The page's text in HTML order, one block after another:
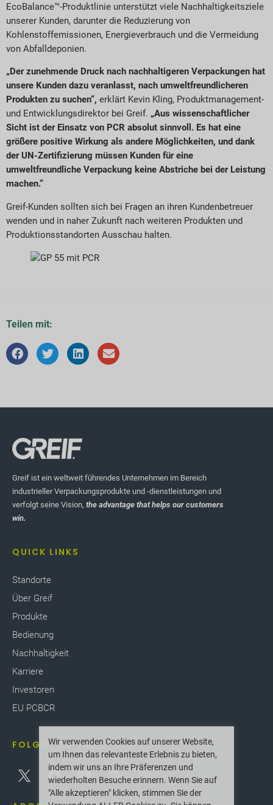
EcoBalance™-Produktlinie unterstützt viele Nachhaltigkeitsziele
unserer Kunden, darunter die Reduzierung von
Kohlenstoffemissionen, Energieverbrauch und die Vermeidung
von Abfalldeponien.
„Der zunehmende Druck nach nachhaltigeren Verpackungen hat
unsere Kunden dazu veranlasst, nach umweltfreundlicheren
Produkten zu suchen“, erklärt Kevin Kling, Produktmanagement-
und Entwicklungsdirektor bei Greif. „Aus wissenschaftlicher
Sicht ist der Einsatz von PCR absolut sinnvoll. Es hat eine
größere positive Wirkung als andere Möglichkeiten, und dank
der UN-Zertifizierung müssen Kunden für eine
umweltfreundliche Verpackung keine Abstriche bei der Leistung
machen.“
Greif-Kunden sollten sich bei Fragen an ihren Kundenbetreuer
wenden und in naher Zukunft nach weiteren Produkten und
Produktionsstandorten Ausschau halten.
Teilen mit:
Greif ist ein weltweit führendes Unternehmen im Bereich
industrieller Verpackungsprodukte und -dienstleistungen und
verfolgt seine Vision, the advantage that helps our customers
win.
QUICK LINKS
Standorte
Über Greif
Produkte
Bedienung
Nachhaltigkeit
Karriere
Investoren
EU PCBCR
FOLGEN SIE UNS
Wir verwenden Cookies auf unserer Website,
um Ihnen das relevanteste Erlebnis zu bieten,
indem wir uns an Ihre Präferenzen und
wiederholten Besuche erinnern. Wenn Sie auf
"Alle akzeptieren" klicken, stimmen Sie der